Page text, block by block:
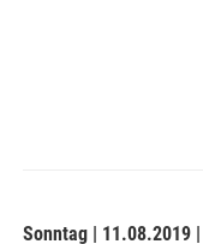
Sonntag | 11.08.2019 |